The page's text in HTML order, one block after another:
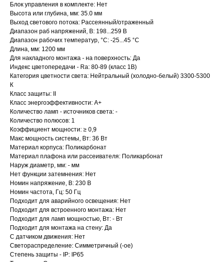
Блок управления в комплекте: Нет
Высота или глубина, мм: 35.0 мм
Выход светового потока: Рассеянный/отраженный
Диапазон раб напряжений, В: 198...259 В
Диапазон рабочих температур, °C: -25...45 °C
Длина, мм: 1200 мм
Для накладного монтажа - на поверхность: Да
Индекс цветопередачи - Ra: 80-89 (класс 1B)
Категория цветности света: Нейтральный (холодно-белый) 3300-5300
К
Класс защиты: II
Класс энергоэффективности: A+
Количество ламп - источников света: -
Количество полюсов: 1
Коэффициент мощности: ≥ 0,9
Макс мощность системы, Вт: 36 Вт
Материал корпуса: Поликарбонат
Материал плафона или рассеивателя: Поликарбонат
Наруж диаметр, мм: - мм
Нет функции затемнения: Нет
Номин напряжение, В: 230 В
Номин частота, Гц: 50 Гц
Подходит для аварийного освещения: Нет
Подходит для встроенного монтажа: Нет
Подходит для ламп мощностью, Вт: - Вт
Подходит для монтажа на стену: Да
С датчиком движения: Нет
Светораспределение: Симметричный (-ое)
Степень защиты - IP: IP65